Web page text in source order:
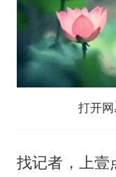
打开
找记者，上壹